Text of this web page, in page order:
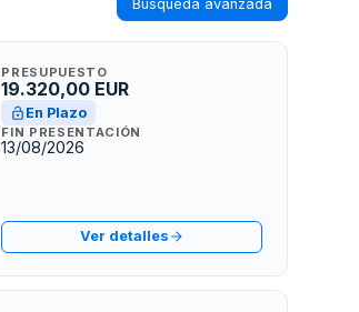
Búsqueda avanzada
PRESUPUESTO
19.320,00 EUR
En Plazo
FIN PRESENTACIÓN
13/08/2026
Ver detalles